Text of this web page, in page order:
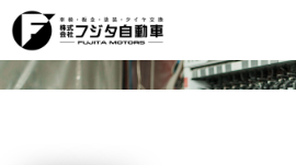
コ
ン
テ
ン
ナ
ビ
ゲ
ー